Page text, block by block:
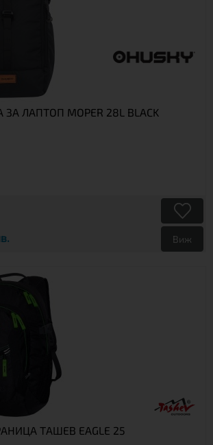
ЛАПТОП MOPER 28L BLACK
Виж
ТАШЕВ EAGLE 25